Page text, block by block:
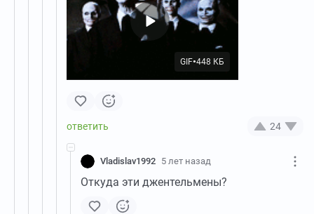
GIF●448 КБ
24
Vladislav1992 5 лет назад
Откуда эти джентельмены?